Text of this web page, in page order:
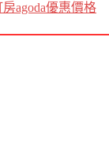
agoda優惠價格